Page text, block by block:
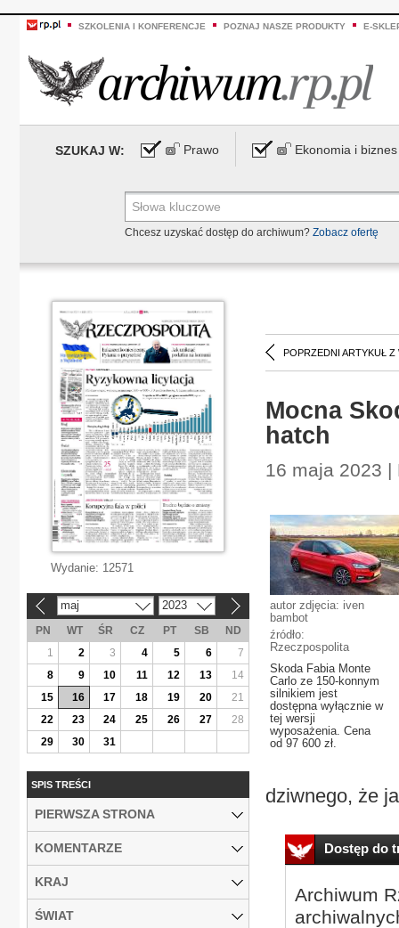
SZKOLENIA I KONFERENCJE POZNAJ NASZE PRODUKTY E-
SZUKAJ W: Prawo Ekonomia i biznes
Chcesz uzyskać dostęp do archiwum? Zobacz ofertę
POPRZEDNI ARTYKUŁ Z
Mocna
hatch
16 maja 2023 |
autor zdjęcia: iven
bambot
źródło:
Rzeczpospolita
Skoda Fabia Monte
Carlo ze 150-konnym
silnikiem jest
dostępna wyłącznie w
tej wersji
wyposażenia. Cena
od 97 600 zł.
dziwnego, że
Dostęp do
Archiwum
Wydanie: 12571
maj 2023
PN WT ŚR CZ PT SB
ND
1
2 3 4 5 6
7
8
9 10 11 12 13
14
15
16 17 18 19 20
21
22
23 24 25 26 27
28
29
30 31
SPIS TREŚCI
PIERWSZA STRONA
KOMENTARZE
KRAJ
ŚWIAT